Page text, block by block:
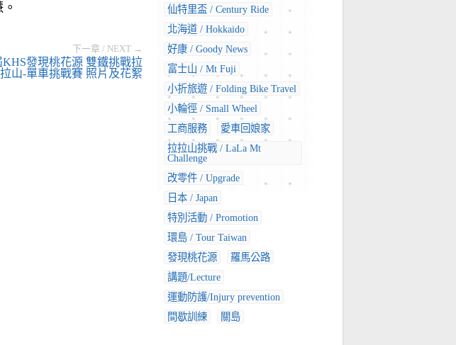
下一章 / NEXT →
KHS發現桃花源 雙鐵挑戰拉
拉山-單車挑戰賽 照片及花絮
仙特里盃 / Century Ride
北海道 / Hokkaido
好康 / Goody News
富士山 / Mt Fuji
小折旅遊 / Folding Bike Travel
小輪徑 / Small Wheel
工商服務
愛車回娘家
拉拉山挑戰 / LaLa Mt
Challenge
改零件 / Upgrade
日本 / Japan
特別活動 / Promotion
環島 / Tour Taiwan
發現桃花源
羅馬公路
講題/Lecture
運動防護/Injury prevention
間歇訓練
關島